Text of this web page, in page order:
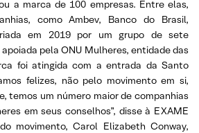
a marca de 100 empresas. Entre elas,
como Ambev, Banco do Brasil,
em 2019 por um grupo de sete
pela ONU Mulheres, entidade das
foi atingida com a entrada da Santo
felizes, não pelo movimento em si,
temos um número maior de companhias
em seus conselhos”, disse à EXAME
movimento, Carol Elizabeth Conway,